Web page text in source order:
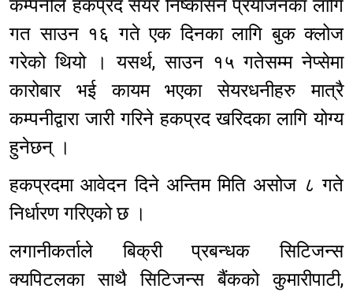
कम्पनीले हकप्रद सेयर निष्कासन प्रयोजनका लागि
गत साउन १६ गते एक दिनका लागि बुक क्लोज
गरेको थियो । यसर्थ, साउन १५ गतेसम्म नेप्सेमा
कारोबार भई कायम भएका सेयरधनीहरु मात्रै
कम्पनीद्वारा जारी गरिने हकप्रद खरिदका लागि योग्य
हुनेछन् ।
हकप्रदमा आवेदन दिने अन्तिम मिति असोज ८ गते
निर्धारण गरिएको छ ।
लगानीकर्ताले बिक्री प्रबन्धक सिटिजन्स
क्यपिटलका साथै सिटिजन्स बैंकको कुमारीपाटी,